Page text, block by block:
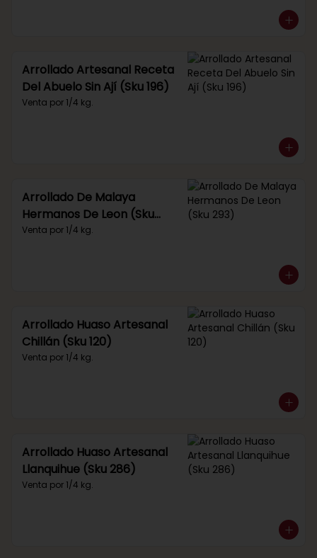
Arrollado Artesanal Receta
Del Abuelo Sin Ají (Sku 196)
Venta por 1/4 kg.
Arrollado De Malaya
Hermanos De Leon (Sku
293)
Venta por 1/4 kg.
Arrollado Huaso Artesanal
Chillán (Sku 120)
Venta por 1/4 kg.
Arrollado Huaso Artesanal
Llanquihue (Sku 286)
Venta por 1/4 kg.